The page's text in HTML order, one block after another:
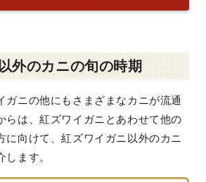
外のカニの旬の時期
ガニの他にもさまざまなカニが流通
らは、紅ズワイガニとあわせて他の
に向けて、紅ズワイガニ以外のカニ
ます。